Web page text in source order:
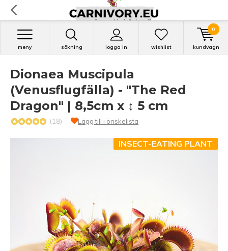
sökning logga in
meny wishlist kundvagn
0
Dionaea Muscipula
(Venusflugfälla) - "The Red
Dragon" | 8,5cm x ↕ 5 cm
(18) Lägg till i önskelista
INSECT-EATING PLANT